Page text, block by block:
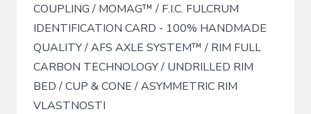
COUPLING / MOMAG™ / F.I.C. FULCRUM
IDENTIFICATION CARD - 100% HANDMADE
QUALITY / AFS AXLE SYSTEM™ / RIM FULL
CARBON TECHNOLOGY / UNDRILLED RIM
BED / CUP & CONE / ASYMMETRIC RIM
VLASTNOSTI